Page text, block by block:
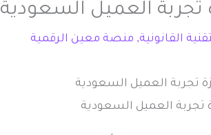
تجربة العميل السعودية
القانونية, منصة معين الرقمية
تجربة العميل السعودية